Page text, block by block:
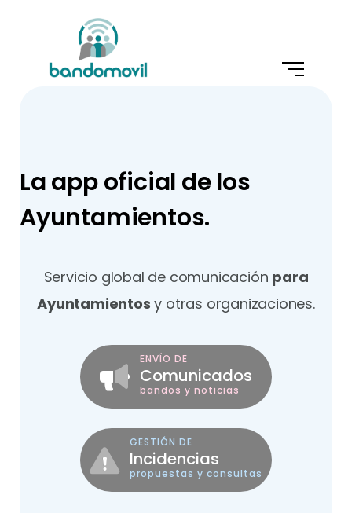
La app oficial de los
Ayuntamientos.
Servicio global de comunicación para
Ayuntamientos y otras organizaciones.
ENVÍO DE
Comunicados
bandos y noticias
GESTIÓN DE
Incidencias
propuestas y consultas